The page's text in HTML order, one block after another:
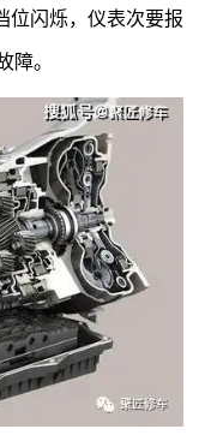
位闪烁，仪表次要报
障。